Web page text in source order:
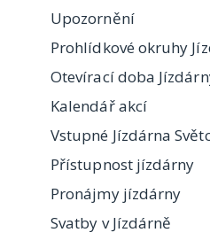
Upozornění
Prohlídkové okruhy
Otevírací doba
Kalendář akcí
Vstupné Jízdárna
Přístupnost jízdárny
Pronájmy jízdárny
Svatby v Jízdárně